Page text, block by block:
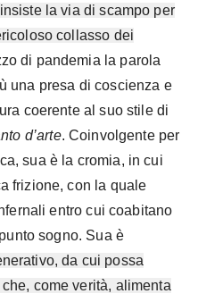
la via di scampo per
collasso dei
di pandemia la parola
una presa di coscienza e
coerente al suo stile di
d’arte. Coinvolgente per
sua è la cromia, in cui
frizione, con la quale
entro cui coabitano
sogno. Sua è
da cui possa
come verità, alimenta